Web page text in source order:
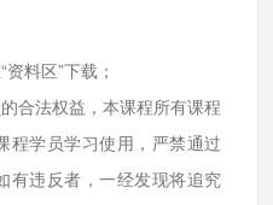
料区”下载 ；
合法权益，本课程所有课程
程学员学习使用，严禁通过
有违反者，一经发现将追究